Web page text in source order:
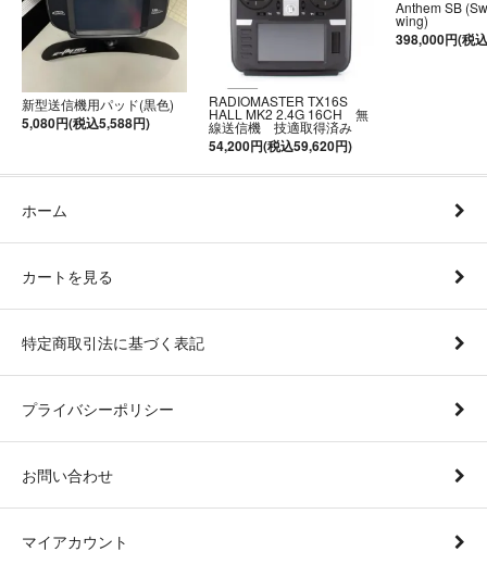
新型送信機用パッド(黒色)
5,080円(税込5,588円)
RADIOMASTER TX16S
HALL MK2 2.4G 16CH 無
線送信機 技適取得済み
54,200円(税込59,620円)
Anthem SB
wing)
398,000円(税
ホーム
カートを見る
特定商取引法に基づく表記
プライバシーポリシー
お問い合わせ
マイアカウント